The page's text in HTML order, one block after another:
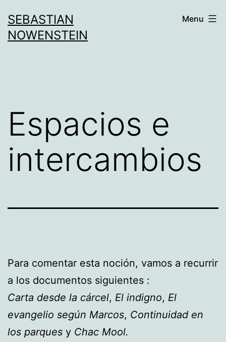
au
contenu
SEBASTIAN
NOWENSTEIN
Menu
Espacios e
intercambios
Para comentar esta noción, vamos a recurrir
a los documentos siguientes :
Carta desde la cárcel, El indigno, El
evangelio según Marcos, Continuidad en
los parques y Chac Mool.